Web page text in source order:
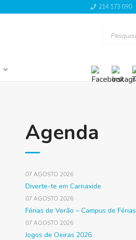
214 173 090
Agenda
07 AGOSTO 2026
Diverte-te em Carnaxide
07 AGOSTO 2026
Férias de Verão – Campus de Férias
07 AGOSTO 2026
Jogos de Oeiras 2026